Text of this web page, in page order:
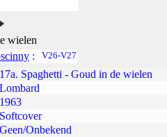
wielen
: V26-V27
17a. Spaghetti - Goud in de wielen
Lombard
1963
Softcover
Geen/Onbekend